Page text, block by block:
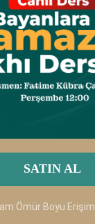
SATIN AL
Ömür Boyu Erişim.